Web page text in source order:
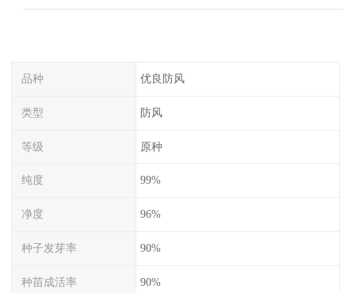
品种 优良防风
类型 防风
等级 原种
纯度 99%
净度 96%
种子发芽率 90%
种苗成活率 90%